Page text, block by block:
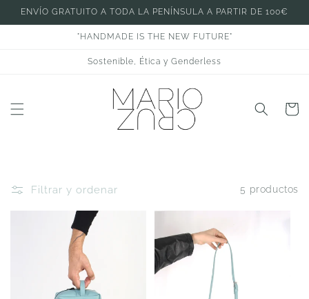
directamente
al contenido
ENVÍO GRATUITO A TODA LA PENÍNSULA A PARTIR DE 100€
"HANDMADE IS THE NEW FUTURE"
Sostenible, Ética y Genderless
Carrito
Filtrar y ordenar 5 productos